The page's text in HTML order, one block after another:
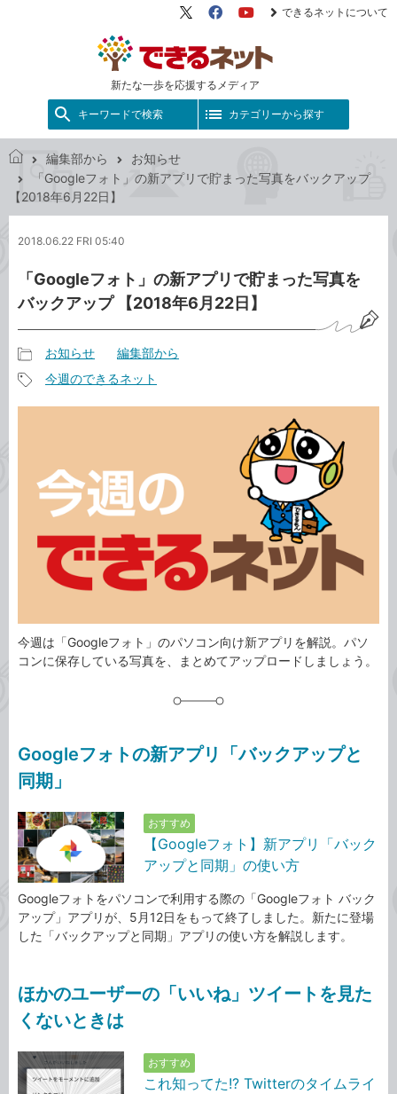
新たな一歩を応援するメディア
X（旧
FacebookYouTube
できるネットについて
キーワードで検索 カテゴリーから探す
き
ッ
編集部から
お知らせ
「Googleフォト」の新アプリで貯まった写真をバックアップ
【2018年6月22日】
2018.06.22 FRI 05:40
「Googleフォト」の新アプリで貯まった写真を
バックアップ 【2018年6月22日】
事
カ
リ
お知らせ 編集部から
今週のできるネット
今週は「Googleフォト」のパソコン向け新アプリを解説。パソ
コンに保存している写真を、まとめてアップロードしましょう。
Googleフォトの新アプリ「バックアップと
同期」
おすすめ
【Googleフォト】新アプリ「バック
アップと同期」の使い方
Googleフォトをパソコンで利用する際の「Googleフォト バック
アップ」アプリが、5月12日をもって終了しました。新たに登場
した「バックアップと同期」アプリの使い方を解説します。
ほかのユーザーの「いいね」ツイートを見た
くないときは
おすすめ
これ知ってた!? Twitterのタイムライ